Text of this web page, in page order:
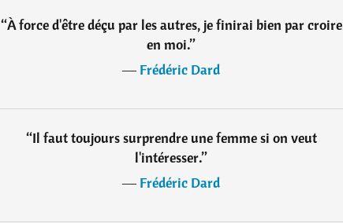
“À force d'être déçu par les autres, je finirai bien par croire
en moi.”
―Frédéric Dard
“Il faut toujours surprendre une femme si on veut
l'intéresser.”
―Frédéric Dard